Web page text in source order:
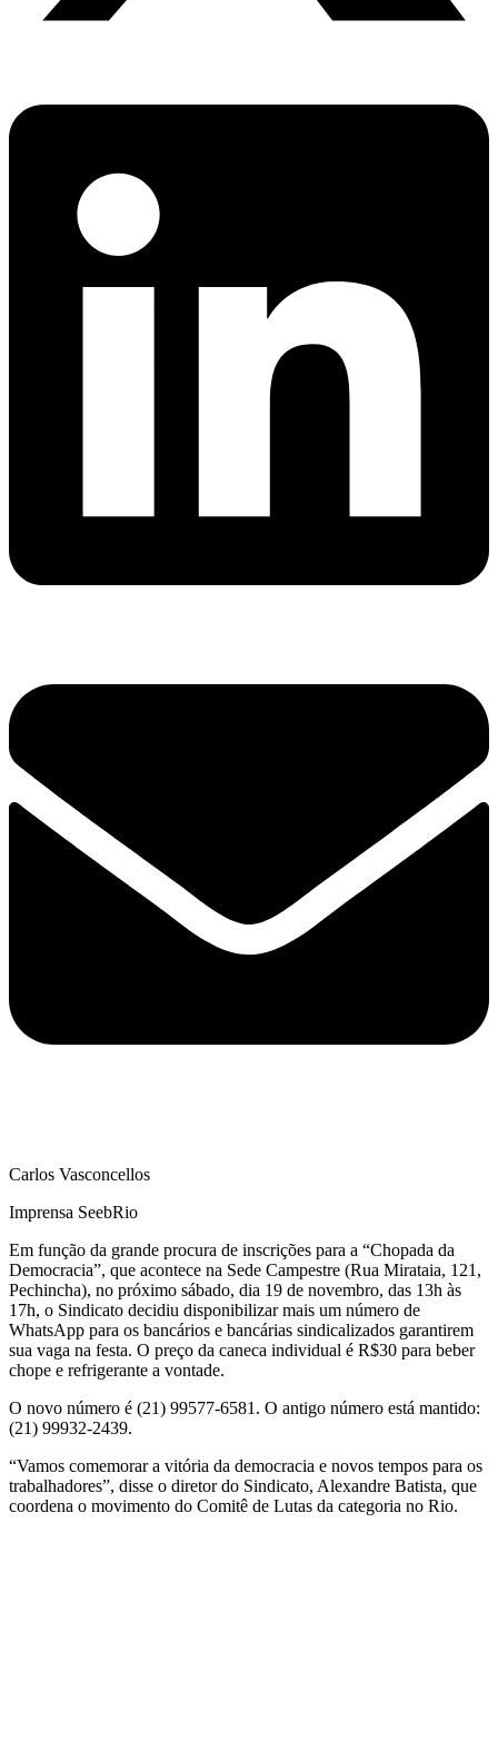
Carlos Vasconcellos
Imprensa SeebRio
Em função da grande procura de inscrições para a “Chopada da
Democracia”, que acontece na Sede Campestre (Rua Mirataia, 121,
Pechincha), no próximo sábado, dia 19 de novembro, das 13h às
17h, o Sindicato decidiu disponibilizar mais um número de
WhatsApp para os bancários e bancárias sindicalizados garantirem
sua vaga na festa. O preço da caneca individual é R$30 para beber
chope e refrigerante a vontade.
O novo número é (21) 99577-6581. O antigo número está mantido:
(21) 99932-2439.
“Vamos comemorar a vitória da democracia e novos tempos para os
trabalhadores”, disse o diretor do Sindicato, Alexandre Batista, que
coordena o movimento do Comitê de Lutas da categoria no Rio.